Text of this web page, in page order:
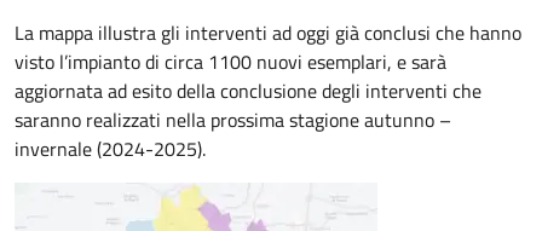
La mappa illustra gli interventi ad oggi già conclusi che hanno
visto l’impianto di circa 1100 nuovi esemplari, e sarà
aggiornata ad esito della conclusione degli interventi che
saranno realizzati nella prossima stagione autunno –
invernale (2024-2025).